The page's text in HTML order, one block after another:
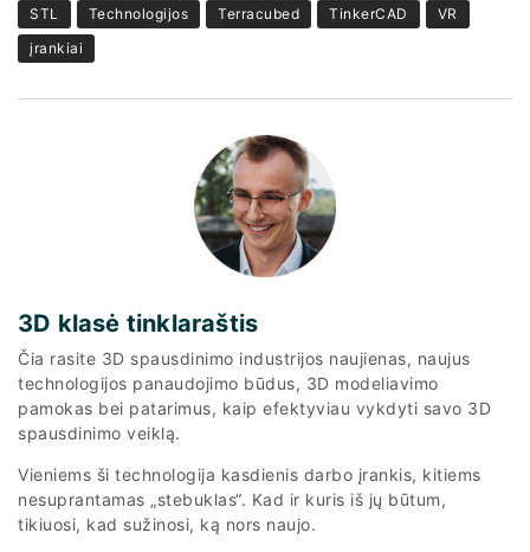
STL
Technologijos Terracubed TinkerCAD
VR
įrankiai
3D klasė tinklaraštis
Čia rasite 3D spausdinimo industrijos naujienas, naujus
technologijos panaudojimo būdus, 3D modeliavimo
pamokas bei patarimus, kaip efektyviau vykdyti savo 3D
spausdinimo veiklą.
Vieniems ši technologija kasdienis darbo įrankis, kitiems
nesuprantamas „stebuklas“. Kad ir kuris iš jų būtum,
tikiuosi, kad sužinosi, ką nors naujo.